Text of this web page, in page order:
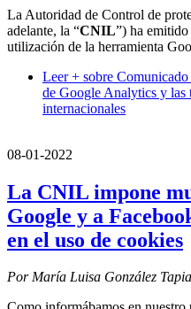
La Autoridad de Control de
adelante, la “CNIL”) ha emitido
utilización de la herramienta
Leer + sobre
de Google Analytics y las
internacionales
08-01-2022
La CNIL impone
Google y a
en el uso de cookies
Por María Luisa González Tapia